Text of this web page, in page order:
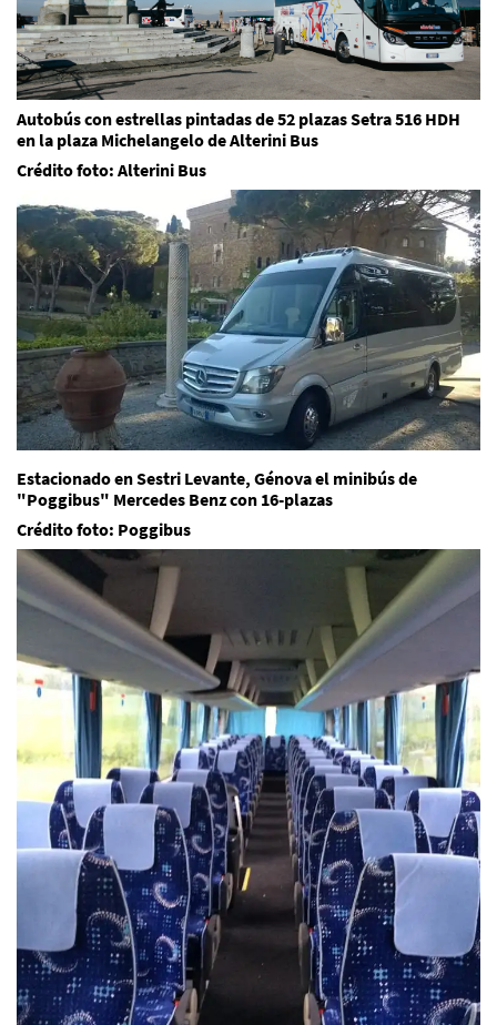
Autobús con estrellas pintadas de 52 plazas Setra 516 HDH
en la plaza Michelangelo de Alterini Bus
Crédito foto: Alterini Bus
Estacionado en Sestri Levante, Génova el minibús de
"Poggibus" Mercedes Benz con 16-plazas
Crédito foto: Poggibus